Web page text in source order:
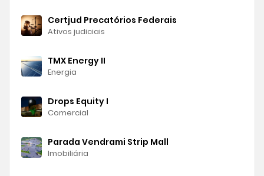
Certjud Precatórios Federais
Ativos judiciais
TMX Energy II
Energia
Drops Equity I
Comercial
Parada Vendrami Strip Mall
Imobiliária